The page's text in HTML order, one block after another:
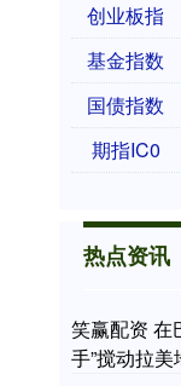
创业板指
基金指数
国债指数
期指IC0
热点资讯
笑赢配资 在
手”搅动拉